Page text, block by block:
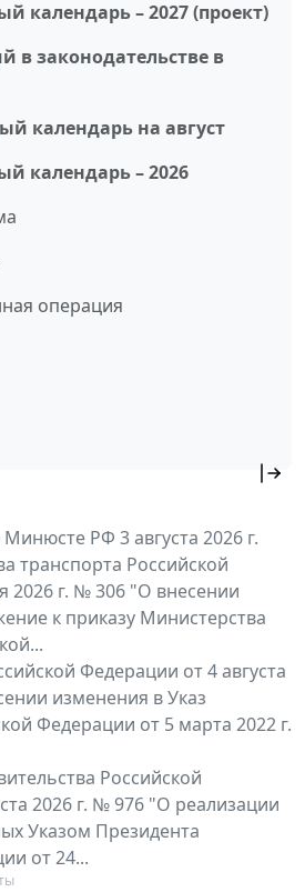
календарь – 2027 (проект)
в законодательстве в
календарь на август
календарь – 2026
операция
РФ 3 августа 2026 г.
транспорта Российской
2026 г. № 306 "О внесении
к приказу Министерства
Федерации от 4 августа
изменения в Указ
Федерации от 5 марта 2022 г.
Российской
2026 г. № 976 "О реализации
Указом Президента
от 24...